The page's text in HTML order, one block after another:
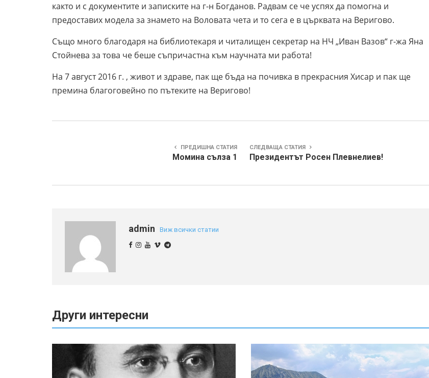
както и с документите и записките на г-н Богданов. Радвам се че успях да помогна и
предоставих модела за знамето на Воловата чета и то сега е в църквата на Веригово.
Също много благодаря на библиотекаря и читалищен секретар на НЧ „Иван Вазов“ г-жа Яна
Стойнева за това че беше съпричастна към научната ми работа!
На 7 август 2016 г. , живот и здраве, пак ще бъда на почивка в прекрасния Хисар и пак ще
премина благоговейно по пътеките на Веригово!
ПРЕДИШНА СТАТИЯ
Момина сълза 1
СЛЕДВАЩА СТАТИЯ
Президентът Росен Плевнелиев!
admin Виж всички статии
Други интересни